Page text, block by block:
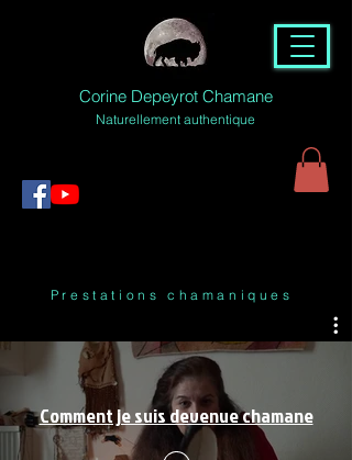
Corine Depeyrot Chamane
Naturellement authentique
Prestations chamaniques
Comment je suis devenue chamane